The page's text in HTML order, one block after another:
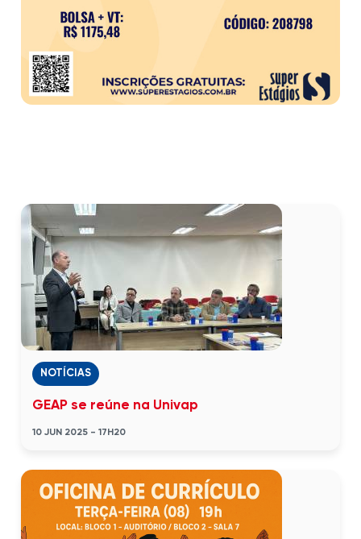
NOTÍCIAS
GEAP se reúne na Univap
10 JUN 2025 - 17H20